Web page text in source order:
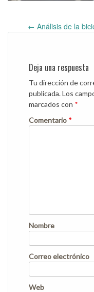
Post
← Análisis de la
Deja una respuesta
Tu dirección de
publicada.Los
marcados con *
Comentario *
Nombre
Correo electrónico
Web